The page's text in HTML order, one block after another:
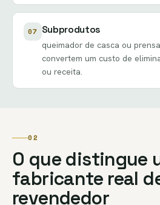
07 Subprodutos
queimador de casca ou
convertem um custo de
ou receita.
02
O que distingue
fabricante real
revendedor